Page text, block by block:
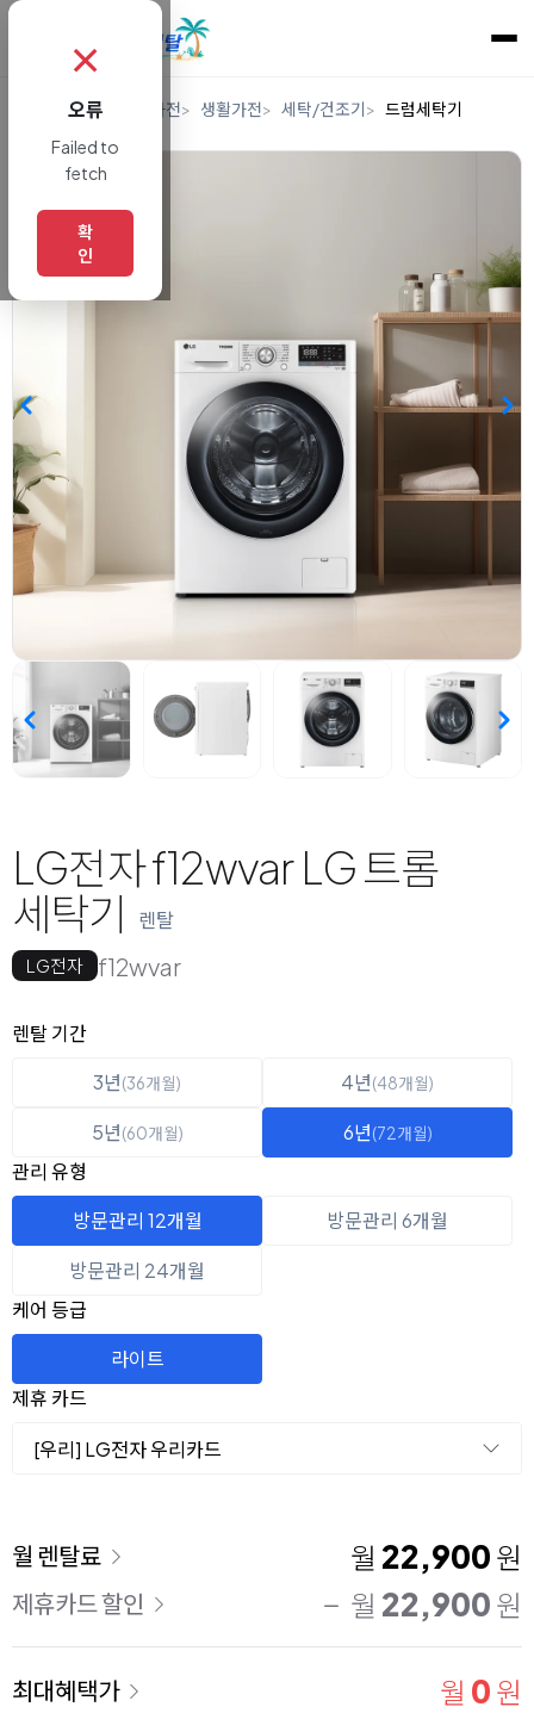
렌탈 디지털/가전 생활가전 세탁/건조기 드럼세탁기
LG전자 f12wvar LG 트롬
세탁기
렌탈
LG전자 f12wvar
옵션 선택
렌탈 선택
렌탈 기간
3년(36개월) 4년(48개월)
5년(60개월) 6년(72개월)
관리 유형
방문관리 12개월
방문관리 6개월
방문관리 24개월
케어 등급
라이트
제휴 카드
[우리] LG전자 우리카드
이용 요금
월 렌탈료 월 22,900 원
제휴카드 할인 월 22,900 원
최대혜택가 월 0 원
✗
오류
Failed to
fetch
확
인